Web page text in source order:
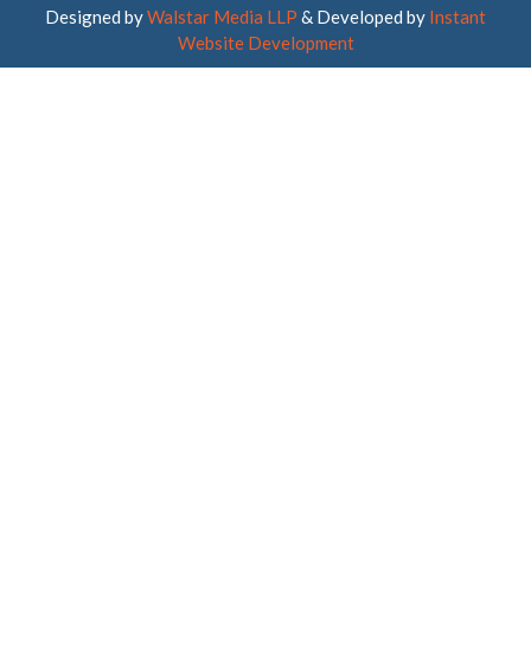
Designed byWalstar Media LLP & Developed by Instant
Website Development